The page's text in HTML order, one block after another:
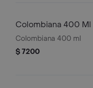
Colombiana 400 Ml
Colombiana 400 ml
$ 7200